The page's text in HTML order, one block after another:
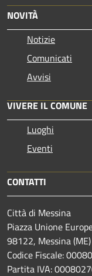
NOVITÀ
Notizie
Comunicati
Avvisi
VIVERE IL COMUNE
Luoghi
Eventi
CONTATTI
Città di Messina
Piazza Unione
98122, Messina (ME)
Codice Fiscale:
Partita IVA: